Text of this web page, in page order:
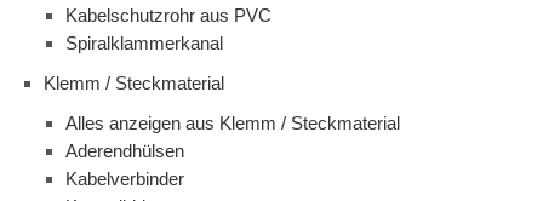
Kabelschutzrohr aus PVC
Spiralklammerkanal
Klemm / Steckmaterial
Alles anzeigen aus Klemm / Steckmaterial
Aderendhülsen
Kabelverbinder